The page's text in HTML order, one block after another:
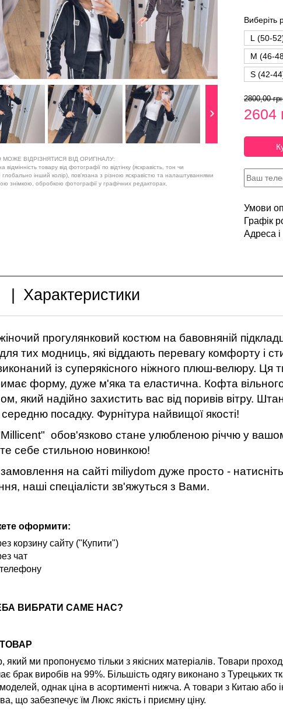
ВІДРІЗНЯТИСЯ ВІД ОРИГІНАЛУ:
товару від фотографії по відтінку (яскравість, тон чи
глобально інший колір), пов'язана з різною яскравістю та налаштуваннями
знімкою, обробкою фотографії у графічних редакторах.
Виберіть
L (50-
M (46-
S (42-
2800,00
2604
Умови
Графік
Адреса і
Характеристики
прогулянковий костюм на бавовняній
тих модниць, які віддають перевагу комфорту і
із суперякісного ніжного плюш-велюру. Ця
форму, дуже м'яка та еластична. Кофта
який надійно захистить вас від поривів вітру.
середню посадку. Фурнітура найвищої якості!
обов'язково стане улюбленою річчю у
себе стильною новинкою!
на сайті miliydom дуже просто -
наші спеціалісти зв'яжуться з Вами.
оформити:
корзину сайту ("Купити")
чат
ВИБРАТИ САМЕ НАС?
який ми пропонуємо тільки з якісних матеріалів. Товари
брак виробів на 99%. Більшість одягу виконано з Турецьких
однак ціна в асортименті нижча. А товари з Китаю або
що забезпечує їм Люкс якість і приємну ціну.